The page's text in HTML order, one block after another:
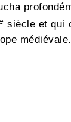
siècle et qui
sociétés
royaumes